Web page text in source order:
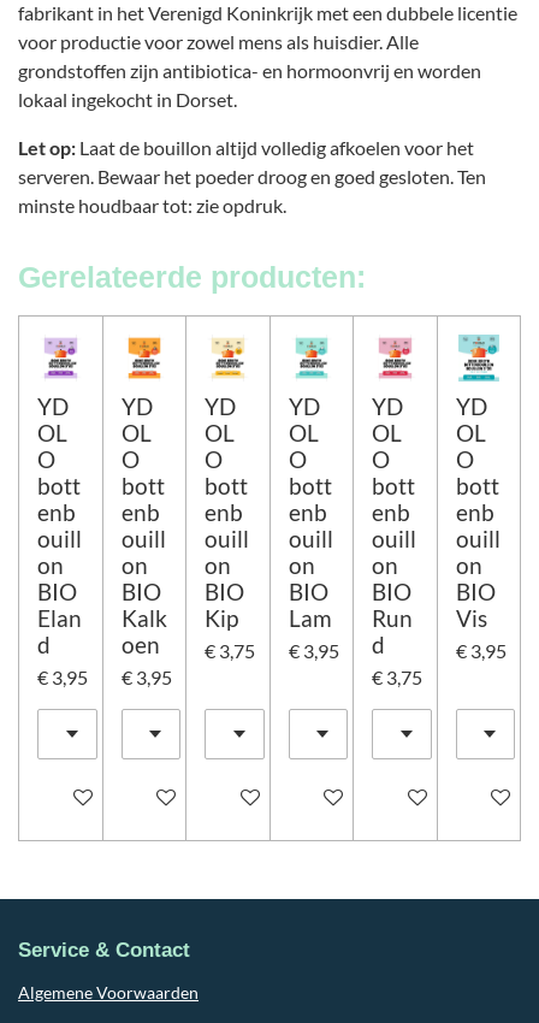
fabrikant in het Verenigd Koninkrijk met een dubbele licentie
voor productie voor zowel mens als huisdier. Alle
grondstoffen zijn antibiotica- en hormoonvrij en worden
lokaal ingekocht in Dorset.
Let op: Laat de bouillon altijd volledig afkoelen voor het
serveren. Bewaar het poeder droog en goed gesloten. Ten
minste houdbaar tot: zie opdruk.
Gerelateerde producten:
YD
OL
O
bott
enb
ouill
on
BIO
Elan
d
€ 3,95
In winkelwagen
YD
OL
O
bott
enb
ouill
on
BIO
Kalk
oen
€ 3,95
In winkelwagen
YD
OL
O
bott
enb
ouill
on
BIO
Kip
€ 3,75
In winkelwagen
YD
OL
O
bott
enb
ouill
on
BIO
Lam
€ 3,95
In winkelwagen
YD
OL
O
bott
enb
ouill
on
BIO
Run
d
€ 3,75
In winkelwagen
YD
OL
O
bott
enb
ouill
on
BIO
Vis
€ 3,95
In
Service & Contact
Algemene Voorwaarden